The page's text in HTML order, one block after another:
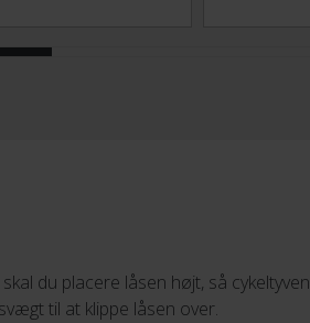
du placere låsen højt, så cykeltyven
til at klippe låsen over.